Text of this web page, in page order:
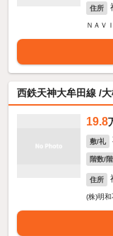
住所
ＮＡＶ
西鉄天神大牟田線 /
19.8
敷/礼
階数/
住所
(株)明